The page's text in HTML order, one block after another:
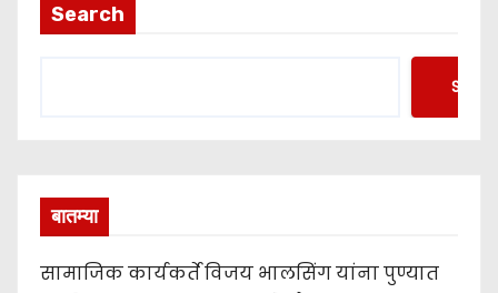
Search
बातम्या
सामाजिक कार्यकर्ते विजय भालसिंग यांना पुण्यात